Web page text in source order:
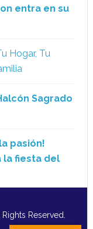
entra en su
Hogar, Tu
Sagrado
pasión!
la fiesta del
Reserved.